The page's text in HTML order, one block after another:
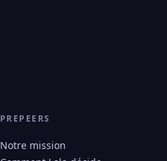
PREPEERS
Notre mission